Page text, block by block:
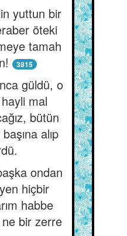
yuttun bir
öteki
tamah
3815
güldü, o
mal
bütün
alıp
ondan
hiçbir
habbe
ne bir zerre